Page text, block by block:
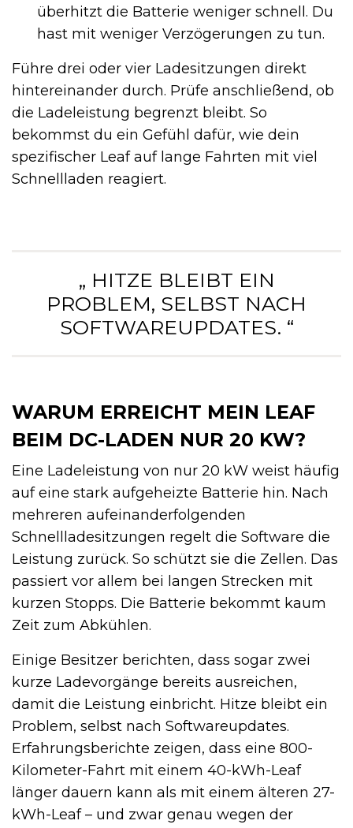
überhitzt die Batterie weniger schnell. Du
hast mit weniger Verzögerungen zu tun.
Führe drei oder vier Ladesitzungen direkt
hintereinander durch. Prüfe anschließend, ob
die Ladeleistung begrenzt bleibt. So
bekommst du ein Gefühl dafür, wie dein
spezifischer Leaf auf lange Fahrten mit viel
Schnellladen reagiert.
„ HITZE BLEIBT EIN
PROBLEM, SELBST NACH
SOFTWAREUPDATES. “
WARUM ERREICHT MEIN LEAF
BEIM DC-LADEN NUR 20 KW?
Eine Ladeleistung von nur 20 kW weist häufig
auf eine stark aufgeheizte Batterie hin. Nach
mehreren aufeinanderfolgenden
Schnellladesitzungen regelt die Software die
Leistung zurück. So schützt sie die Zellen. Das
passiert vor allem bei langen Strecken mit
kurzen Stopps. Die Batterie bekommt kaum
Zeit zum Abkühlen.
Einige Besitzer berichten, dass sogar zwei
kurze Ladevorgänge bereits ausreichen,
damit die Leistung einbricht. Hitze bleibt ein
Problem, selbst nach Softwareupdates.
Erfahrungsberichte zeigen, dass eine 800-
Kilometer-Fahrt mit einem 40-kWh-Leaf
länger dauern kann als mit einem älteren 27-
kWh-Leaf – und zwar genau wegen der